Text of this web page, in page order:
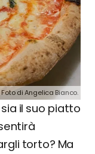
Foto di Angelica Bianco.
il suo piatto
torto? Ma